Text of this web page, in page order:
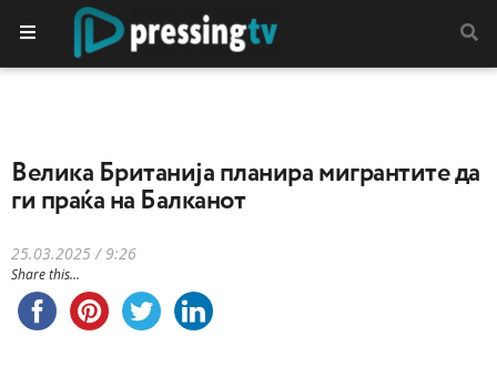
Велика Британија планира мигрантите да
ги праќа на Балканот
25.03.2025 / 9:26
Share this...